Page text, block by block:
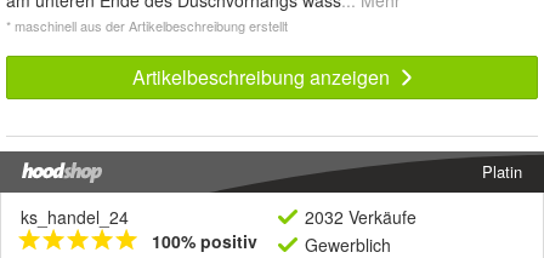
* maschinell aus der Artikelbeschreibung erstellt
Artikelbeschreibung anzeigen
Platin
ks_handel_24
100% positiv
2032 Verkäufe
Gewerblich